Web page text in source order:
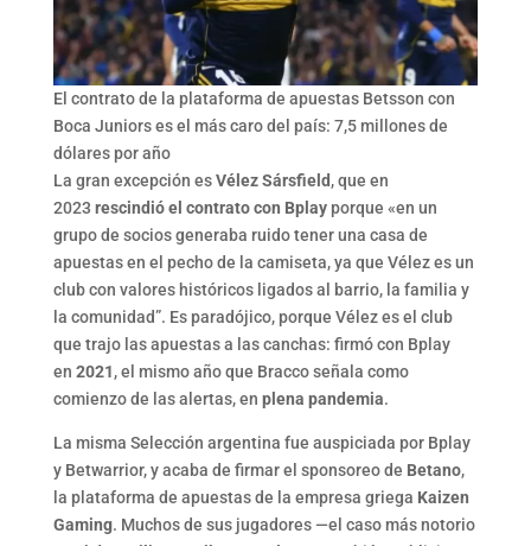
El contrato de la plataforma de apuestas Betsson con
Boca Juniors es el más caro del país: 7,5 millones de
dólares por año
La gran excepción esVélez Sársfield , que en
2023 rescindió el contrato con Bplayporque «en un
grupo de socios generaba ruido tener una casa de
apuestas en el pecho de la camiseta, ya que Vélez es un
club con valores históricos ligados al barrio, la familia y
la comunidad”. Es paradójico, porque Vélez es el club
que trajo las apuestas a las canchas: firmó con Bplay
en 2021, el mismo año que Bracco señala como
comienzo de las alertas, en plena pandemia.
La misma Selección argentina fue auspiciada por Bplay
y Betwarrior, y acaba de firmar el sponsoreo de Betano,
la plataforma de apuestas de la empresa griega Kaizen
Gaming. Muchos de sus jugadores —el caso más notorio